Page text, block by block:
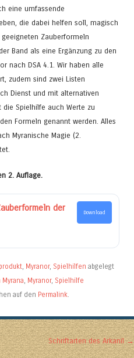
eine umfassende
die dabei helfen soll, magisch
Zauberformeln
Band als eine Ergänzung zu den
nach DSA 4.1. Wir haben alle
zudem sind zwei Listen
Dienst und mit alternativen
Spielhilfe auch Werte zu
Formeln genannt werden. Alles
Myranische Magie (2.
2. Auflage.
der
Download
, Myranor, Spielhilfen abgelegt
Myrana, Myranor, Spielhilfe
auf den Permalink.
Schriftarten des Arkanil→